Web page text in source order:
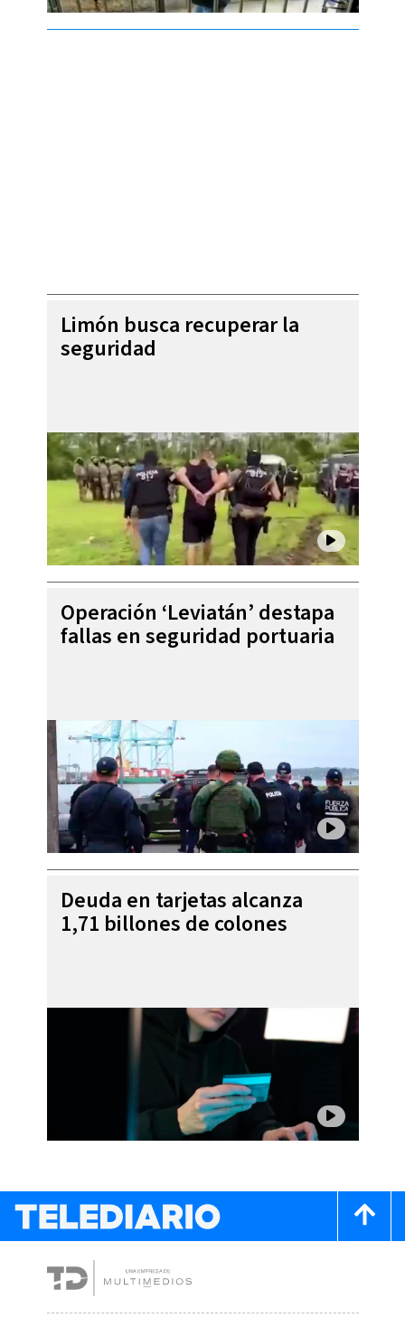
Limón busca recuperar la
seguridad
Operación ‘Leviatán’ destapa
fallas en seguridad portuaria
Deuda en tarjetas alcanza
1,71 billones de colones